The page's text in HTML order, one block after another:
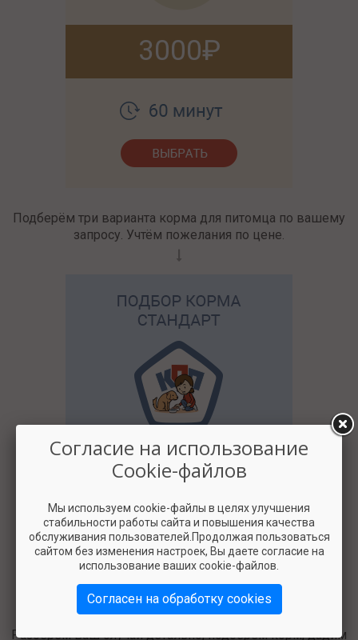
3000
Подберём три варианта корма для питомца по вашему
запросу. Учтём пожелания по цене.
2500
Разберём ваш случай детально, подберём корм, дадим
Согласие на использование
Cookie-файлов
Мы используем cookie-файлы в целях улучшения
стабильности работы сайта и повышения качества
обслуживания пользователей.Продолжая пользоваться
сайтом без изменения настроек, Вы даете согласие на
использование ваших cookie-файлов.
Согласен на обработку cookies